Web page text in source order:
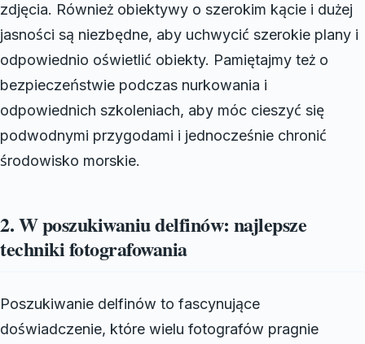
zdjęcia. Również obiektywy o szerokim kącie i dużej
jasności są niezbędne, aby uchwycić szerokie plany i
odpowiednio oświetlić obiekty. Pamiętajmy też o
bezpieczeństwie podczas nurkowania i
odpowiednich szkoleniach, aby móc cieszyć się
podwodnymi przygodami i jednocześnie chronić
środowisko morskie.
2. W poszukiwaniu delfinów: najlepsze
techniki fotografowania
Poszukiwanie delfinów to fascynujące
doświadczenie, które wielu fotografów pragnie